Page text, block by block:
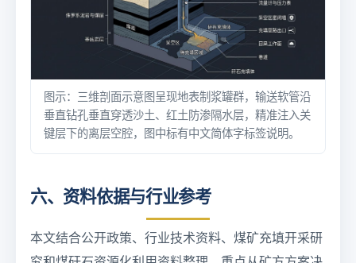
图示：三维剖面示意图呈现地表制浆罐群，输送软管沿
垂直钻孔垂直穿透沙土、红土防渗隔水层，精准注入关
键层下的离层空腔，图中标有中文简体字标签说明。
六、资料依据与行业参考
本文结合公开政策、行业技术资料、煤矿充填开采研